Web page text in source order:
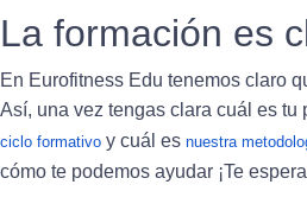
La formación es
En Eurofitness Edu tenemos claro
Así, una vez tengas clara cuál es
ciclo formativo y cuál es nuestra
cómo te podemos ayudar ¡Te